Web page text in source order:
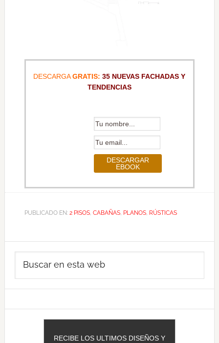
DESCARGAGRATIS: 35 NUEVAS FACHADAS Y
TENDENCIAS
PUBLICADO EN: 2 PISOS, CABAÑAS, PLANOS, RÚSTICAS
Barra
lateral
principal
RECIBE LOS ULTIMOS DISEÑOS Y